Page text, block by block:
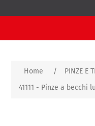
Home / PINZE E
41111 - Pinze a becchi